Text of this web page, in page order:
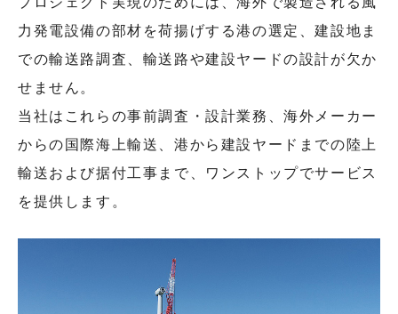
力発電設備の部材を荷揚げする港の選定、建設地ま
での輸送路調査、輸送路や建設ヤードの設計が欠か
せません。
当社はこれらの事前調査・設計業務、海外メーカー
からの国際海上輸送、港から建設ヤードまでの陸上
輸送および据付工事まで、ワンストップでサービス
を提供します。